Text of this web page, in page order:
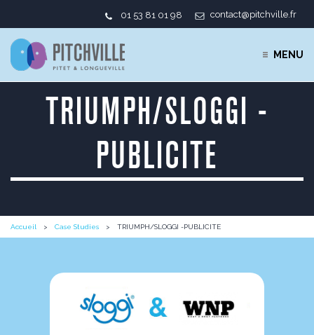
01 53 81 01 98 contact@pitchville.fr
MENU
TRIUMPH/SLOGGI -
PUBLICITE
Accueil Case Studies TRIUMPH/SLOGGI -PUBLICITE